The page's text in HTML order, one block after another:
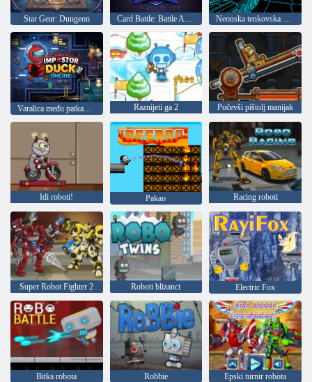
Star Gear: Dungeon Card Battle: Battle Arena Neonska tenkovska arena
Raznijeti ga 2 Počevši pištolj manijak
Idi roboti! Pakao Racing roboti
Super Robot Fighter 2 Roboti blizanci Electric Fox
Bitka robota Robbie Epski turnir robota